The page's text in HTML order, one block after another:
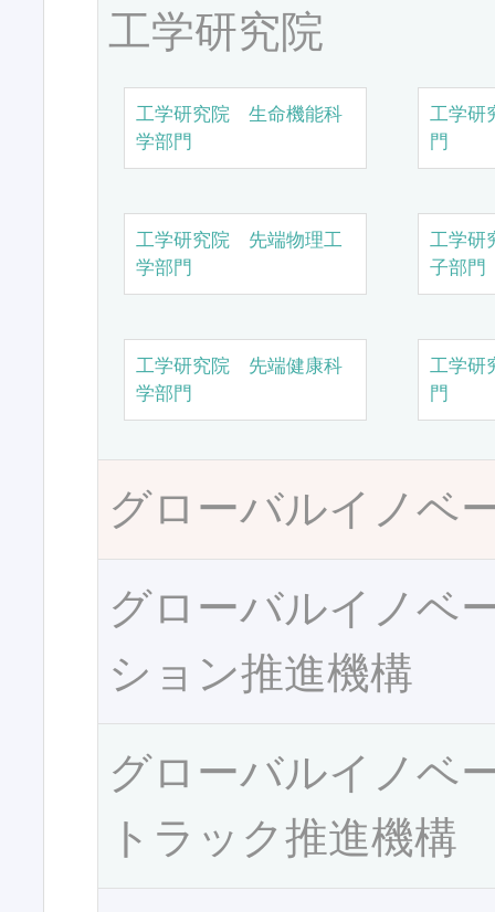
工学研究院
工学研究院 生命機能科
学部門
工学研
門
工学研究院 先端物理工
学部門
工学研
子部門
工学研究院 先端健康科
学部門
工学研
門
グローバルイノベ
グローバルイノベ
ション推進機構
グローバルイノベ
トラック推進機構